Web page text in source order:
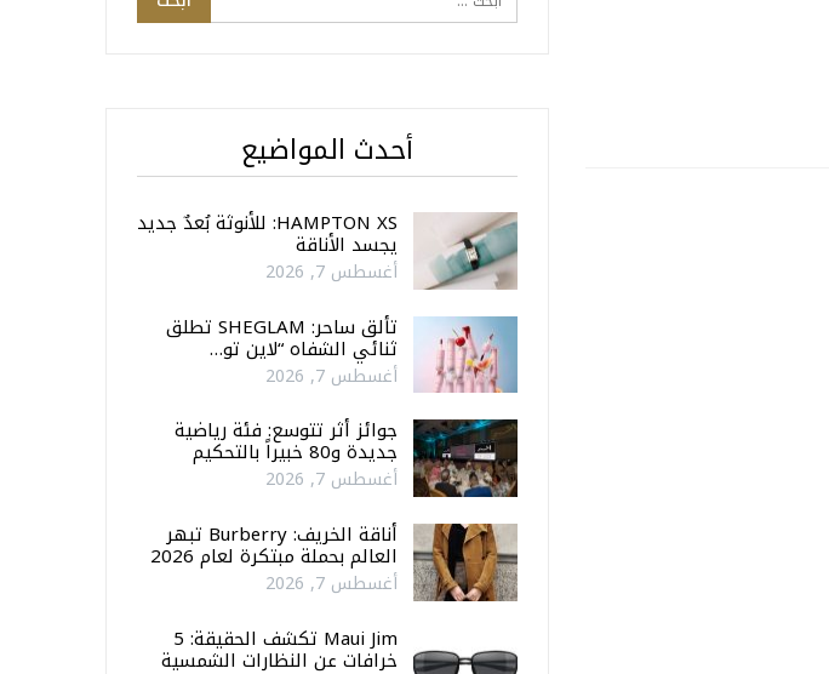
أحدث المواضيع
HAMPTON XS: للأنوثة بُعدٌ جديد
يجسد الأناقة
أغسطس 7, 2026
تألق ساحر: SHEGLAM تطلق
ثنائي الشفاه “لاين تو…
أغسطس 7, 2026
جوائز أثر تتوسع: فئة رياضية
جديدة و80 خبيراً بالتحكيم
أغسطس 7, 2026
أناقة الخريف: Burberry تبهر
العالم بحملة مبتكرة لعام 2026
أغسطس 7, 2026
Maui Jim تكشف الحقيقة: 5
خرافات عن النظارات الشمسية